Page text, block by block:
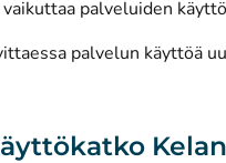
palveluiden
palvelun käyttöä
Kelan